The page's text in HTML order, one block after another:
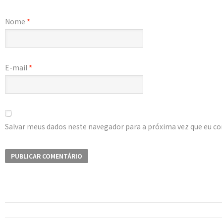
Nome *
E-mail*
Salvar meus dados neste navegador para a próxima vez que eu